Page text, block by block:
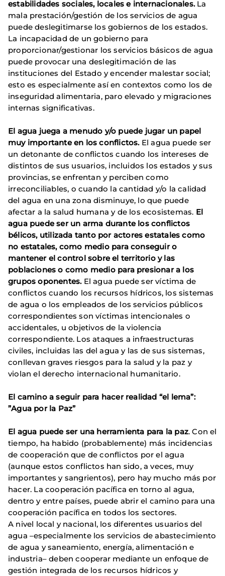
estabilidades sociales, locales e internacionales.La
mala prestación/gestión de los servicios de agua
puede deslegitimarse los gobiernos de los estados.
La incapacidad de un gobierno para
proporcionar/gestionar los servicios básicos de agua
puede provocar una deslegitimación de las
instituciones del Estado y encender malestar social;
esto es especialmente así en contextos como los de
inseguridad alimentaria, paro elevado y migraciones
internas significativas.
El agua juega a menudo y/o puede jugar un papel
muy importante en los conflictos. El agua puede ser
un detonante de conflictos cuando los intereses de
distintos de sus usuarios, incluidos los estados y sus
provincias, se enfrentan y perciben como
irreconciliables, o cuando la cantidad y/o la calidad
del agua en una zona disminuye, lo que puede
afectar a la salud humana y de los ecosistemas. El
agua puede ser un arma durante los conflictos
bélicos, utilizada tanto por actores estatales como
no estatales, como medio para conseguir o
mantener el control sobre el territorio y las
poblaciones o como medio para presionar a los
grupos oponentes.El agua puede ser víctima de
conflictos cuando los recursos hídricos, los sistemas
de agua o los empleados de los servicios públicos
correspondientes son víctimas intencionales o
accidentales, u objetivos de la violencia
correspondiente. Los ataques a infraestructuras
civiles, incluidas las del agua y las de sus sistemas,
conllevan graves riesgos para la salud y la paz y
violan el derecho internacional humanitario.
El camino a seguir para hacer realidad “el lema”:
”Agua por la Paz”
El agua puede ser una herramienta para la paz. Con el
tiempo, ha habido (probablemente) más incidencias
de cooperación que de conflictos por el agua
(aunque estos conflictos han sido, a veces, muy
importantes y sangrientos), pero hay mucho más por
hacer. La cooperación pacífica en torno al agua,
dentro y entre países, puede abrir el camino para una
cooperación pacífica en todos los sectores.
A nivel local y nacional, los diferentes usuarios del
agua –especialmente los servicios de abastecimiento
de agua y saneamiento, energía, alimentación e
industria– deben cooperar mediante un enfoque de
gestión integrada de los recursos hídricos y